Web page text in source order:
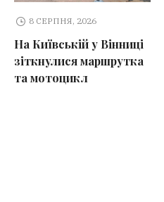
8 СЕРПНЯ, 2026
На Київській у Вінниці
зіткнулися маршрутка
та мотоцикл